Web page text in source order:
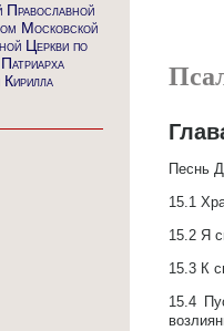
Православной
Московской
Церкви по
Песнь
15.1
15.2 Я
15.3 К
15.4